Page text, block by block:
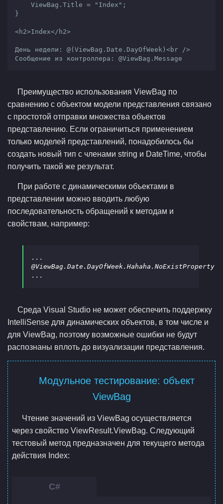
}
<h2>Index</h2>
День недели: @(ViewBag.Date.DayOfWeek)<br />
Сообщение из контроллера: @ViewBag.Message
Преимущество использования ViewBag по
сравнению с объектом модели представления связано
с простотой отправки множества объектов
представлению. Если ограничиться применением
только моделей представлений, понадобилось бы
создать новый тип с членами string и DateTime, чтобы
получить такой же результат.
При работе с динамическими объектами в
представлении можно вводить любую
последовательность обращений к методам и
свойствам, например:
...
@ViewBag.Date.DayOfWeek.Hahaha.NoExistProperty
Среда Visual Studio не может обеспечить поддержку
IntelliSense для динамических объектов, в том числе и
для ViewBag, поэтому возможные ошибки не будут
распознаны вплоть до визуализации представления.
Модульное тестирование: объект
ViewBag
Чтение значений из ViewBag осуществляется
через свойство ViewResult.ViewBag. Следующий
тестовый метод предназначен для текущего метода
действия Index: